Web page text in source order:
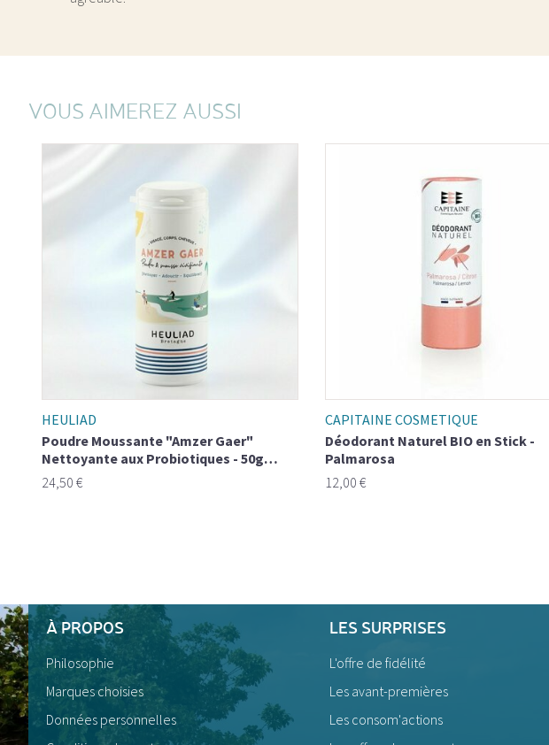
VOUS AIMEREZ AUSSI
HEULIAD
Poudre Moussante "Amzer Gaer"
Nettoyante aux Probiotiques - 50g
Unité / Duo/ Familial
24,50 €
CAPITAINE COSMETIQUE
Déodorant Naturel BIO en Stick -
Palmarosa
12,00 €
À PROPOS
Philosophie
Marques choisies
Données personnelles
LES SURPRISES
L'offre de fidélité
Les avant-premières
Les consom'actions